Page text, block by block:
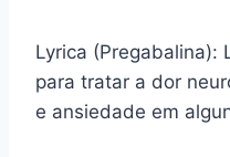
Lyrica (Pregabalina):
para tratar a dor
e ansiedade em